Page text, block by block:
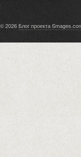
© 2026 Блог проекта